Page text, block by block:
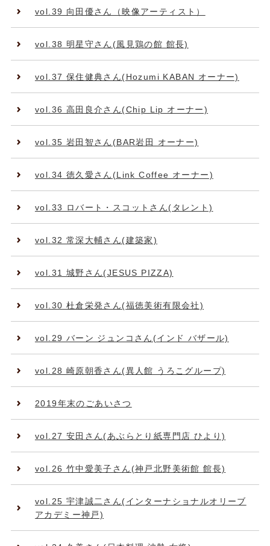
vol.39 向田優さん（映像アーティスト）
vol.38 明星守さん(風見鶏の館 館長)
vol.37 保住健典さん(Hozumi KABAN オーナー)
vol.36 高田良介さん(Chip Lip オーナー)
vol.35 岩田智さん(BAR岩田 オーナー)
vol.34 徳久愛さん(Link Coffee オーナー)
vol.33 ロバート・スコットさん(タレント)
vol.32 常深大輔さん(建築家)
vol.31 城野さん(JESUS PIZZA)
vol.30 杜倉栄発さん(福徳美術有限会社)
vol.29 バーン ジュンコさん(インド バザール)
vol.28 崎原朝香さん(異人館 うろこグループ)
2019年末のごあいさつ
vol.27 安田さん(あぶらとり紙専門店 ひより)
vol.26 竹中愛美子さん(神戸北野美術館 館長)
vol.25 宇津誠二さん(インターナショナルオリーブ
アカデミー神戸)